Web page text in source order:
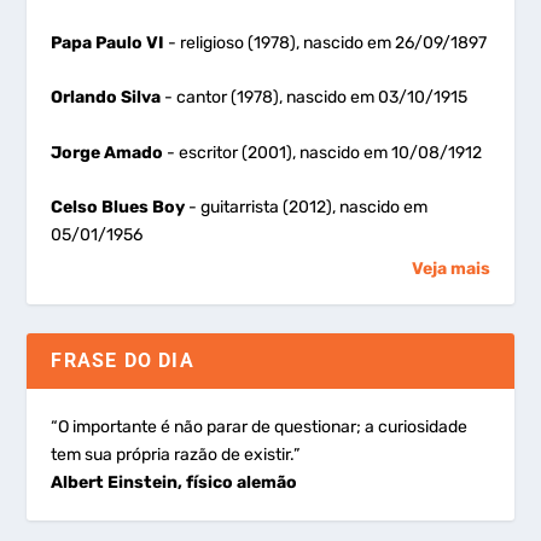
Papa Paulo VI - religioso (1978), nascido em 26/09/1897
Orlando Silva - cantor (1978), nascido em 03/10/1915
Jorge Amado - escritor (2001), nascido em 10/08/1912
Celso Blues Boy - guitarrista (2012), nascido em
05/01/1956
Veja mais
FRASE DO DIA
“O importante é não parar de questionar; a curiosidade
tem sua própria razão de existir.”
Albert Einstein, físico alemão